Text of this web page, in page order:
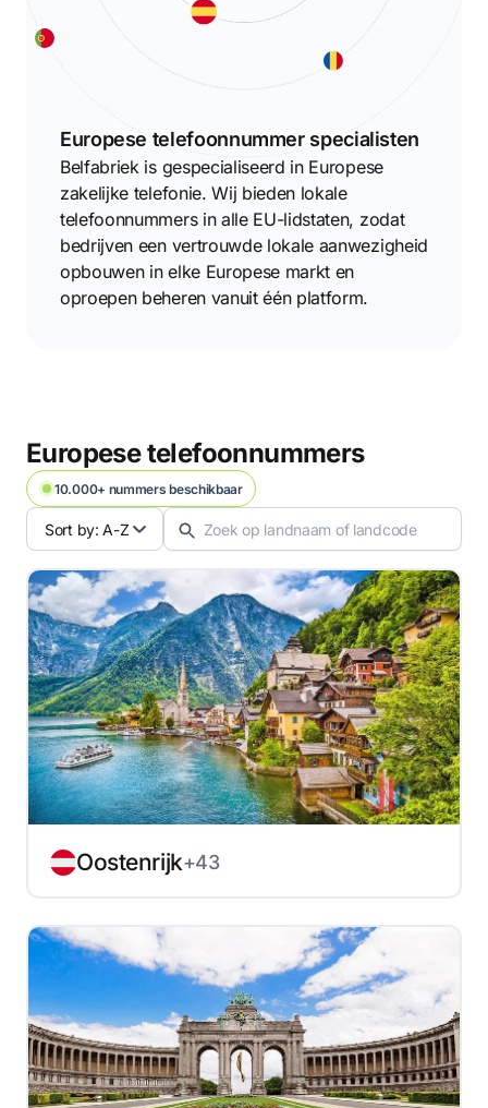
Europese telefoonnummer specialisten
Belfabriek is gespecialiseerd in Europese
zakelijke telefonie. Wij bieden lokale
telefoonnummers in alle EU-lidstaten, zodat
bedrijven een vertrouwde lokale aanwezigheid
opbouwen in elke Europese markt en
oproepen beheren vanuit één platform.
Europese telefoonnummers
10.000+ nummers beschikbaar
Sort by: A-Z
Oostenrijk+43